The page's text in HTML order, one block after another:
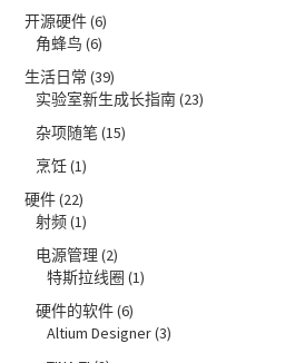
开源硬件(6)
角蜂鸟 (6)
生活日常 (39)
实验室新生成长指南(23)
杂项随笔(15)
烹饪(1)
硬件(22)
射频(1)
电源管理 (2)
特斯拉线圈 (1)
硬件的软件(6)
Altium Designer(3)